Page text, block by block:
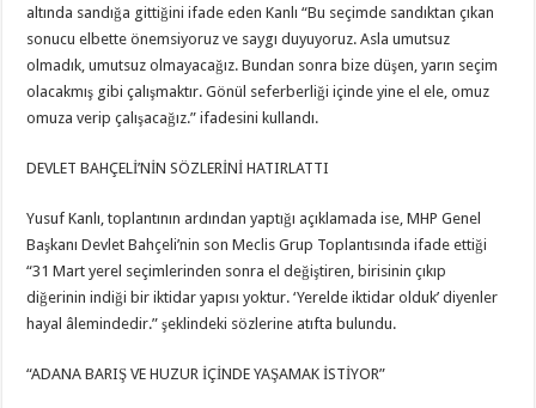
altında sandığa gittiğini ifade eden Kanlı “Bu seçimde sandıktan çıkan
sonucu elbette önemsiyoruz ve saygı duyuyoruz. Asla umutsuz
olmadık, umutsuz olmayacağız. Bundan sonra bize düşen, yarın seçim
olacakmış gibi çalışmaktır. Gönül seferberliği içinde yine el ele, omuz
omuza verip çalışacağız.” ifadesini kullandı.
DEVLET BAHÇELİ’NİN SÖZLERİNİ HATIRLATTI
Yusuf Kanlı, toplantının ardından yaptığı açıklamada ise, MHP Genel
Başkanı Devlet Bahçeli’nin son Meclis Grup Toplantısında ifade ettiği
“31 Mart yerel seçimlerinden sonra el değiştiren, birisinin çıkıp
diğerinin indiği bir iktidar yapısı yoktur. ‘Yerelde iktidar olduk’ diyenler
hayal âlemindedir.” şeklindeki sözlerine atıfta bulundu.
“ADANA BARIŞ VE HUZUR İÇİNDE YAŞAMAK İSTİYOR”